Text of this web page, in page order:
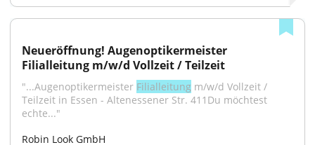
Neueröffnung! Augenoptikermeister
Filialleitung m/w/d Vollzeit / Teilzeit
"...Augenoptikermeister Filialleitung m/w/d Vollzeit /
Teilzeit in Essen - Altenessener Str. 411Du möchtest
echte..."
Robin Look GmbH